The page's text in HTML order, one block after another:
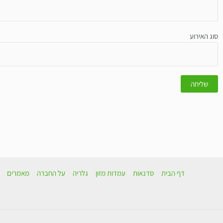
סוג האירוע
דף הבית סדנאות עמדות מזון גלריה על החברה מאמרים